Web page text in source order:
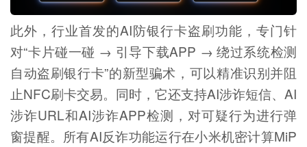
此外，行业首发的AI防银行卡盗刷功能，专门针
对“卡片碰一碰 → 引导下载APP → 绕过系统检测
自动盗刷银行卡”的新型骗术，可以精准识别并阻
止NFC刷卡交易。同时，它还支持AI涉诈短信、AI
涉诈URL和AI涉诈APP检测，对可疑行为进行弹
窗提醒。所有AI反诈功能运行在小米机密计算MiP